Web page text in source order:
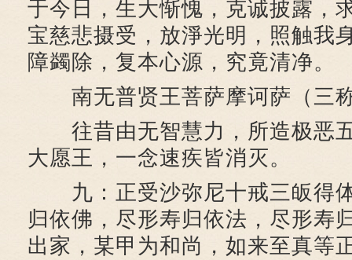
于今日，生大惭愧，克诚披露，
宝慈悲摄受，放淨光明，照触我
障蠲除，复本心源，究竟清净。
南无普贤王菩萨摩诃萨（三
往昔由无智慧力，所造极恶
大愿王，一念速疾皆消灭。
九：正受沙弥尼十戒三皈得
归依佛，尽形寿归依法，尽形寿
出家，某甲为和尚，如来至真等